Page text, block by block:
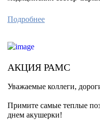
Подробнее
АКЦИЯ РАМС
Уважаемые коллеги,
Примите самые теплые
днем акушерки!